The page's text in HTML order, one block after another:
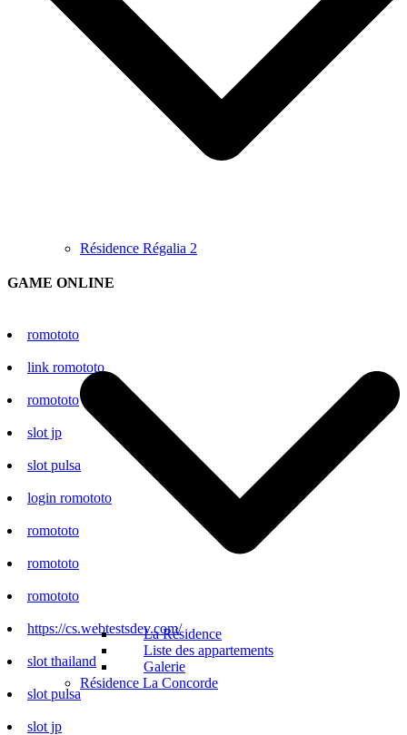
Résidence Régalia 2
La Résidence
Liste des appartements
Galerie
Résidence La Concorde
GAME ONLINE
romototo
link romototo
romototo
slot jp
slot pulsa
login romototo
romototo
romototo
romototo
https://cs.webtestsdev.com/
slot thailand
slot pulsa
slot jp